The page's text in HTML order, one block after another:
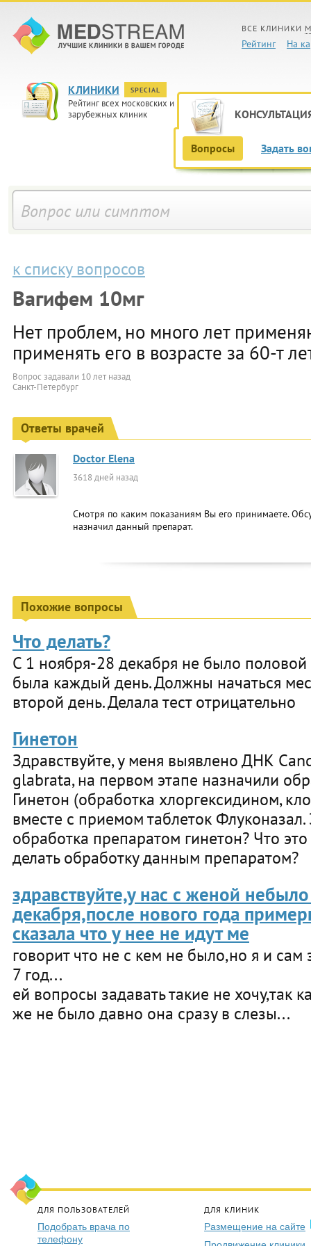
ВСЕ КЛИНИКИ
Рейтинг На
КЛИНИКИ SPECIAL
Рейтинг всех московских и
зарубежных клиник
Вопросы Задать
к списку вопросов
Вагифем 10мг
Нет проблем, но много лет
применять его в возрасте за 60-т
Вопрос задавали 10 лет назад
Санкт-Петербург
Ответы врачей
Doctor Elena
3618 дней назад
Смотря по каким показаниям Вы его принимаете.
назначил данный препарат.
Похожие вопросы
Что делать?
С 1 ноября-28 декабря не было половой
была каждый день. Должны начаться
второй день. Делала тест отрицательно
Гинетон
Здравствуйте, у меня выявлено ДНК
glabrata, на первом этапе назначили
Гинетон (обработка хлоргексидином,
вместе с приемом таблеток
обработка препаратом гинетон? Что
делать обработку данным препаратом?
здравствуйте,у нас с женой
декабря,после нового года
сказала что у нее не идут ме
говорит что не с кем не было,но я и
7 год...
ей вопросы задавать такие не хочу,так
же не было давно она сразу в слезы...
ДЛЯ ПОЛЬЗОВАТЕЛЕЙ
Подобрать врача по
телефону
ДЛЯ КЛИНИК
Размещение на сайте